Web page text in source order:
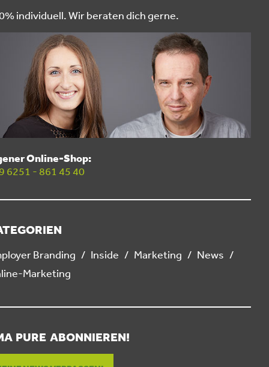
individuell. Wir beraten dich gerne.
Online-Shop:
6251 - 861 45 40
Branding Inside Marketing
News
Marketing
PURE ABONNIEREN!